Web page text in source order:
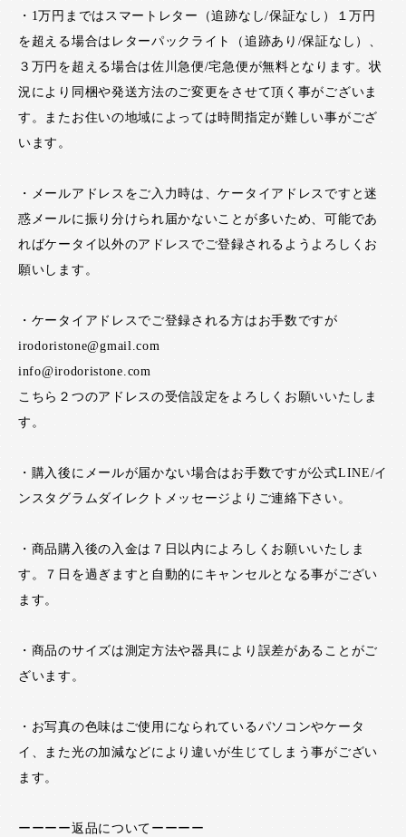
・1万円まではスマートレター（追跡なし/保証なし）１万円
を超える場合はレターパックライト（追跡あり/保証なし）、
３万円を超える場合は佐川急便/宅急便が無料となります。状
況により同梱や発送方法のご変更をさせて頂く事がございま
す。またお住いの地域によっては時間指定が難しい事がござ
います。
・メールアドレスをご入力時は、ケータイアドレスですと迷
惑メールに振り分けられ届かないことが多いため、可能であ
ればケータイ以外のアドレスでご登録されるようよろしくお
願いします。
・ケータイアドレスでご登録される方はお手数ですが
irodoristone@gmail.com
info@irodoristone.com
こちら２つのアドレスの受信設定をよろしくお願いいたしま
す。
・購入後にメールが届かない場合はお手数ですが公式LINE/イ
ンスタグラムダイレクトメッセージよりご連絡下さい。
・商品購入後の入金は７日以内によろしくお願いいたしま
す。７日を過ぎますと自動的にキャンセルとなる事がござい
ます。
・商品のサイズは測定方法や器具により誤差があることがご
ざいます。
・お写真の色味はご使用になられているパソコンやケータ
イ、また光の加減などにより違いが生じてしまう事がござい
ます。
ーーーー返品についてーーーー